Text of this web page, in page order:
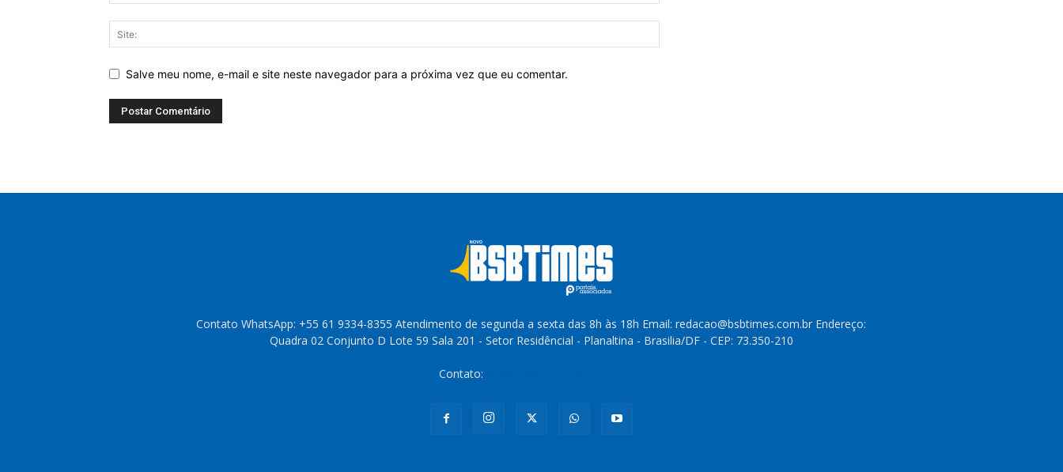
Salve meu nome, e-mail e site neste navegador para a próxima vez que eu comentar.
Contato WhatsApp: +55 61 9334-8355 Atendimento de segunda a sexta das 8h às 18h Email: redacao@bsbtimes.com.br Endereço:
Quadra 02 Conjunto D Lote 59 Sala 201 - Setor Residêncial - Planaltina - Brasilia/DF - CEP: 73.350-210
Contato: